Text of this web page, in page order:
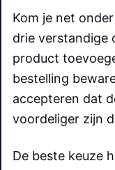
Kom je net
drie verstandige
product
bestelling
accepteren dat
voordeliger zijn
De beste keuze